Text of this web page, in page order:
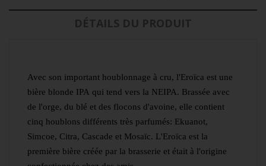
DÉTAILS DU PRODUIT
Avec son important houblonnage à cru, l'Eroïca est une
bière blonde IPA qui tend vers la NEIPA. Brassée avec
de l'orge, du blé et des flocons d'avoine, elle contient
cinq houblons différents très parfumés: Ekuanot,
Simcoe, Citra, Cascade et Mosaïc. L'Eroïca est la
première bière créée par la brasserie et était à l'origine